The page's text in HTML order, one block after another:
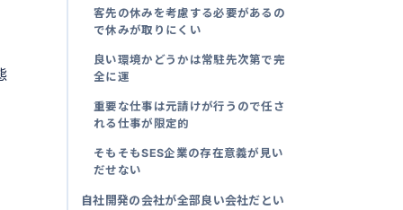
客先の休みを考慮する必要があるの
で休みが取りにくい
良い環境かどうかは常駐先次第で完
全に運
重要な仕事は元請けが行うので任さ
れる仕事が限定的
そもそもSES企業の存在意義が見い
だせない
自社開発の会社が全部良い会社だとい